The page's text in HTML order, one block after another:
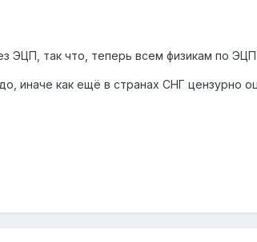
ЭЦП, так что, теперь всем физикам по
иначе как ещё в странах СНГ цензурно